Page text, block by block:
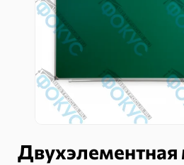
Двухэлементная